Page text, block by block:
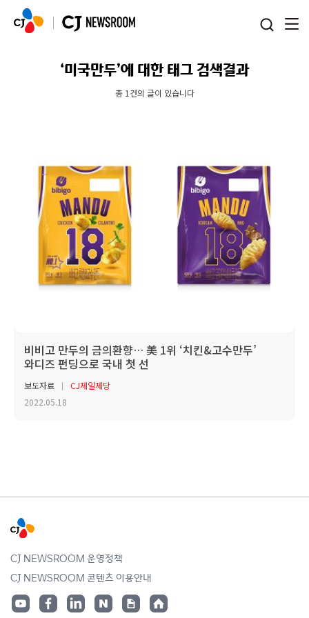
‘미국만두’에 대한 태그 검색결과
총 1건의 글이 있습니다
비비고 만두의 금의환향… 美 1위 ‘치킨&고수만두’
와디즈 펀딩으로 국내 첫 선
보도자료
CJ제일제당
2022.05.18
CJ NEWSROOM 운영정책
CJ NEWSROOM 콘텐츠 이용안내